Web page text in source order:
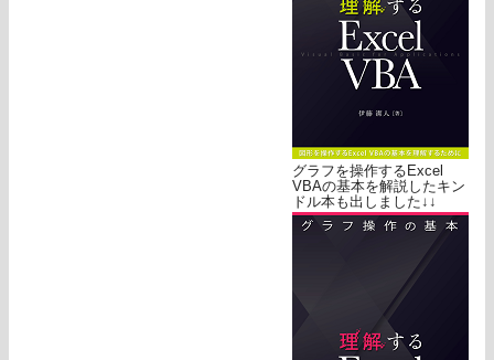
グラフを操作するExcel
VBAの基本を解説したキン
ドル本も出しました↓↓